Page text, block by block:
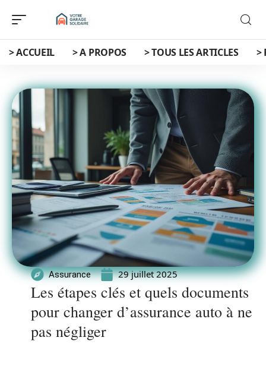
> ACCUEIL > A PROPOS > TOUS LES ARTICLES >
Assurance 29 juillet 2025
Les étapes clés et quels documents
pour changer d’assurance auto à ne
pas négliger